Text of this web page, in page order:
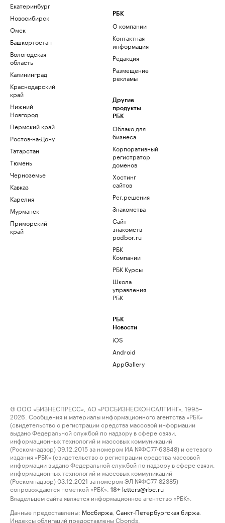
Екатеринбург
Новосибирск
Омск
Башкортостан
Вологодская
область
Калининград
Краснодарский
край
Нижний
Новгород
Пермский край
Ростов-на-Дону
Татарстан
Тюмень
Черноземье
Кавказ
Карелия
Мурманск
Приморский
край
РБК
О компании
Контактная
информация
Редакция
Размещение
рекламы
Другие
продукты
РБК
Облако для
бизнеса
Корпоративный
регистратор
доменов
Хостинг
сайтов
Рег.решения
Знакомства
Сайт
знакомств
podbor.ru
РБК
Компании
РБК Курсы
Школа
управления
РБК
РБК
Новости
iOS
Android
AppGallery
© ООО «БИЗНЕСПРЕСС», АО «РОСБИЗНЕСКОНСАЛТИНГ», 1995–
2026. Сообщения и материалы информационного агентства «РБК»
(свидетельство о регистрации средства массовой информации
выдано Федеральной службой по надзору в сфере связи,
информационных технологий и массовых коммуникаций
(Роскомнадзор) 09.12.2015 за номером ИА №ФС77-63848) и сетевого
издания «РБК» (свидетельство о регистрации средства массовой
информации выдано Федеральной службой по надзору в сфере связи,
информационных технологий и массовых коммуникаций
(Роскомнадзор) 03.12.2021 за номером ЭЛ №ФС77-82385)
сопровождаются пометкой «РБК».
18+ letters@rbc.ru
Владельцем сайта является информационное агентство «РБК».
Данные предоставлены: Мосбиржа Санкт-Петербургская биржа
Индексы облигаций предоставлены Cbonds.